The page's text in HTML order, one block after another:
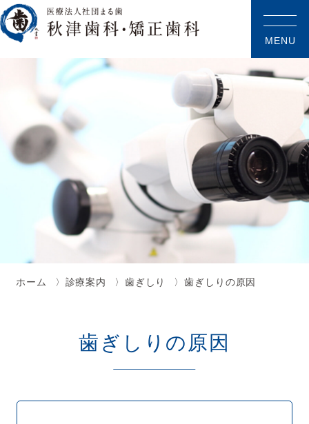
ホーム 診療案内 歯ぎしり 歯ぎしりの原因
歯ぎしりの原因
MENU